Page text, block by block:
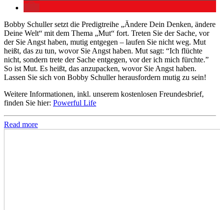
Bobby Schuller setzt die Predigtreihe „Ändere Dein Denken, ändere
Deine Welt“ mit dem Thema „Mut“ fort. Treten Sie der Sache, vor
der Sie Angst haben, mutig entgegen – laufen Sie nicht weg. Mut
heißt, das zu tun, wovor Sie Angst haben. Mut sagt: “Ich flüchte
nicht, sondern trete der Sache entgegen, vor der ich mich fürchte.”
So ist Mut. Es heißt, das anzupacken, wovor Sie Angst haben.
Lassen Sie sich von Bobby Schuller herausfordern mutig zu sein!
Weitere Informationen, inkl. unserem kostenlosen Freundesbrief,
finden Sie hier: Powerful Life
Read more